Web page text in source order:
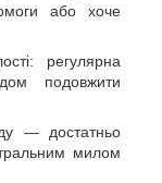
або хоче
регулярна
подовжити
— достатньо
милом